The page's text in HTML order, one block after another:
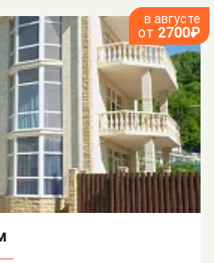
в августе
от 2700₽